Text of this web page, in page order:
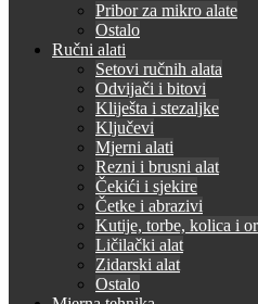
Pribor za mikro alate
Ostalo
Ručni alati
Setovi ručnih alata
Odvijači i bitovi
Kliješta i stezaljke
Ključevi
Mjerni alati
Rezni i brusni alat
Čekići i sjekire
Četke i abrazivi
Kutije, torbe, kolica i
Ličilački alat
Zidarski alat
Ostalo